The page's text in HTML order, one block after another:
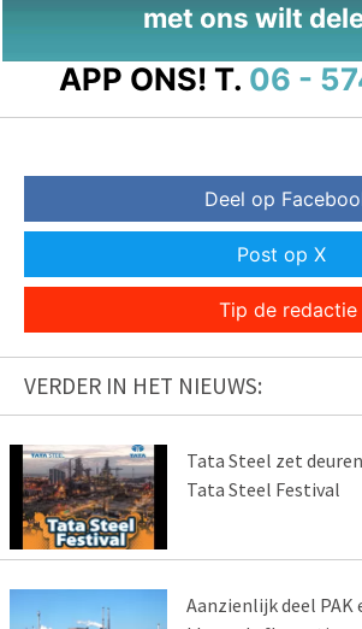
met ons wilt
APP ONS! T. 06 -
Deel op
Post op X
Tip de redactie
VERDER IN HET NIEUWS:
Tata Steel zet
Tata Steel Festival
Aanzienlijk deel PAK